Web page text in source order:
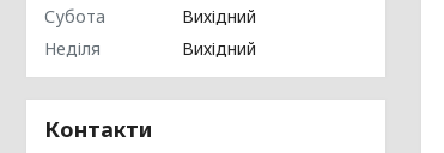
Субота
Вихідний
Неділя
Вихідний
Контакти